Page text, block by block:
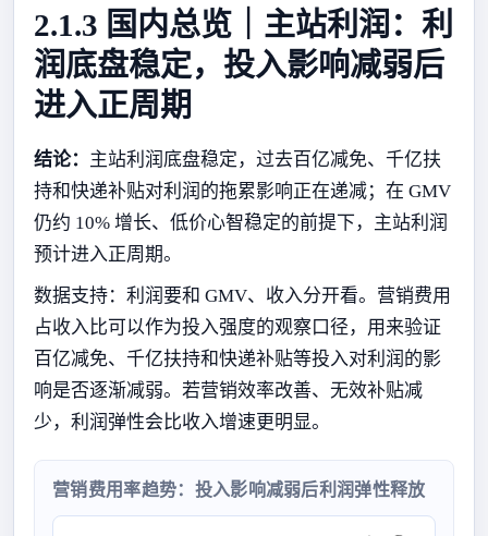
2.1.3 国内总览｜主站利润：利
润底盘稳定，投入影响减弱后
进入正周期
结论： 主站利润底盘稳定，过去百亿减免、千亿扶
持和快递补贴对利润的拖累影响正在递减；在 GMV
仍约 10% 增长、低价心智稳定的前提下，主站利润
预计进入正周期。
数据支持：利润要和 GMV、收入分开看。营销费用
占收入比可以作为投入强度的观察口径，用来验证
百亿减免、千亿扶持和快递补贴等投入对利润的影
响是否逐渐减弱。若营销效率改善、无效补贴减
少，利润弹性会比收入增速更明显。
营销费用率趋势：投入影响减弱后利润弹性释放